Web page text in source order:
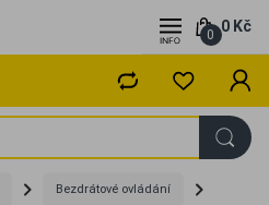
0 Kč
0
Bezdrátové ovládání